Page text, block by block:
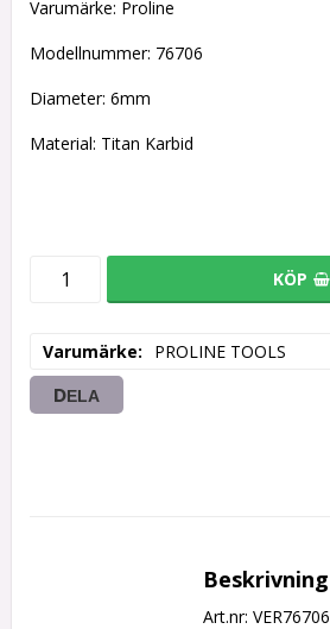
Varumärke: Proline
Modellnummer: 76706
Diameter: 6mm
Material: Titan Karbid
KÖP
Varumärke PROLINE TOOLS
DELA
Beskrivning
Art.nr: VER76706